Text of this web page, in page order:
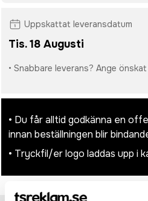
Uppskattat leveransdatum
Tis. 18 Augusti
• Snabbare leverans? Ange
• Du får alltid godkänna en
innan beställningen blir
• Tryckfil/er logo laddas upp i